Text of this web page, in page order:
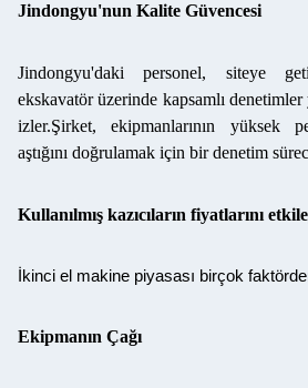
Jindongyu'nun Kalite Güvencesi
Jindongyu'daki personel, siteye
ekskavatör üzerinde kapsamlı
izler.Şirket, ekipmanlarının yüksek
aştığını doğrulamak için bir denetim
Kullanılmış kazıcıların fiyatlarını
İkinci el makine piyasası birçok
Ekipmanın Çağı